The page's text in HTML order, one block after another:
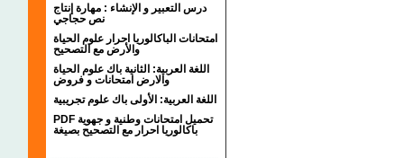
درس التعبير و الإنشاء : مهارة إنتاج
نص حجاجي
امتحانات الباكالوريا احرار علوم الحياة
والأرض مع التصحيح
اللغة العربية: الثانية باك علوم الحياة
والارض امتحانات و فروض
اللغة العربية: الأولى باك علوم تجريبية
PDF تحميل امتحانات وطنية و جهوية
باكالوريا احرار مع التصحيح بصيغة